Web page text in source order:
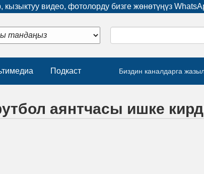
видео, фотолорду бизге жөнөтүңүз
Подкаст Биздин каналдарга
аянтчасы ишке